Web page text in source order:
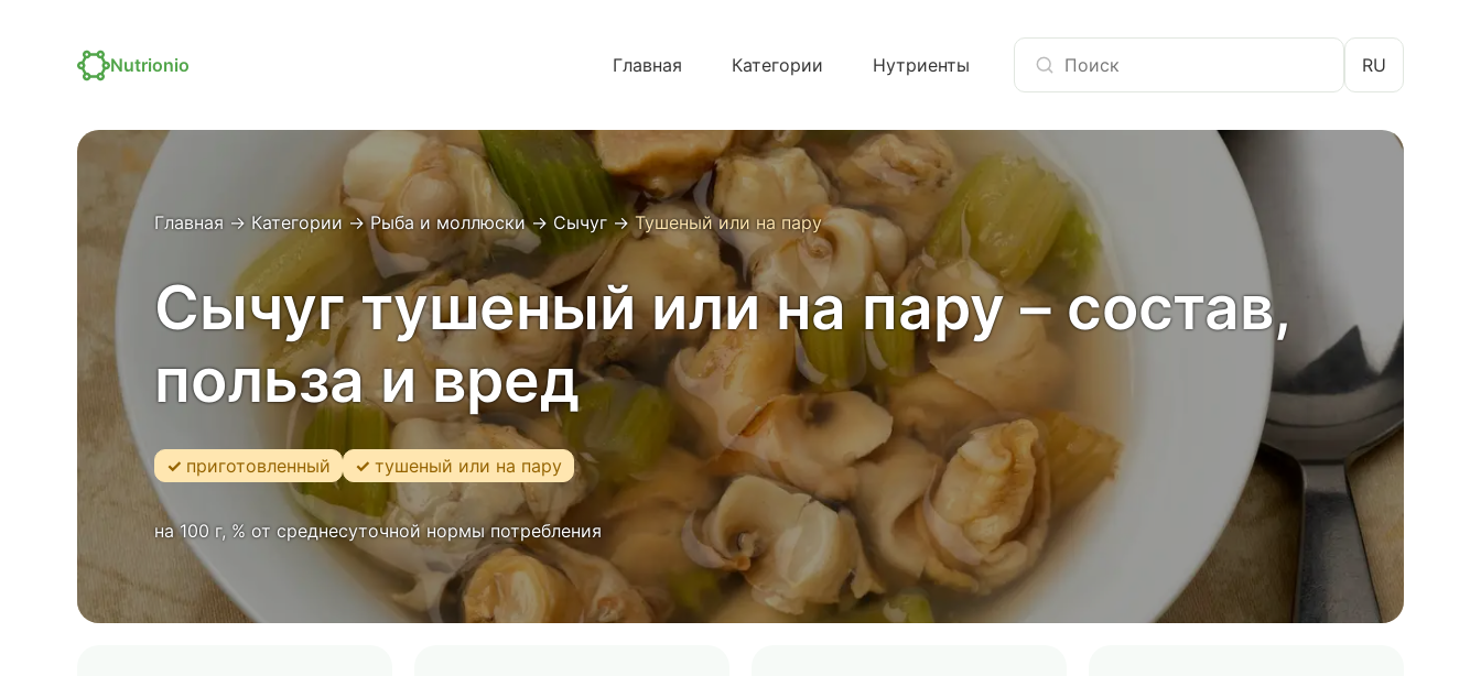
Nutrionio RU
Главная Категории Нутриенты
Главная → Категории →Рыба и моллюски→ Сычуг →Тушеный или на пару
Сычуг тушеный или на пару – состав,
польза и вред
приготовленный тушеный или на пару
на 100 г, % от среднесуточной нормы потребления